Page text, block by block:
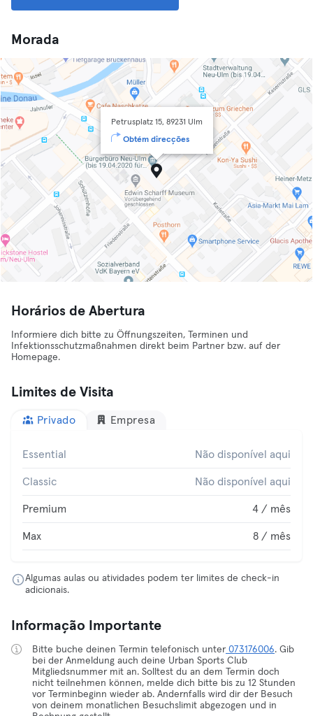
Morada
Petrusplatz 15, 89231 Ulm
Obtém direcções
Horários de Abertura
Informiere dich bitte zu Öffnungszeiten, Terminen und
Infektionsschutzmaßnahmen direkt beim Partner bzw. auf der
Homepage.
Limites de Visita
Privado Empresa
Essential Não disponível aqui
Classic Não disponível aqui
Premium 4 / mês
Max 8 / mês
Algumas aulas ou atividades podem ter limites de check-in
adicionais.
Informação Importante
Bitte buche deinen Termin telefonisch unter073176006. Gib
bei der Anmeldung auch deine Urban Sports Club
Mitgliedsnummer mit an. Solltest du an dem Termin doch
nicht teilnehmen können, melde dich bitte bis zu 12 Stunden
vor Terminbeginn wieder ab. Andernfalls wird dir der Besuch
von deinem monatlichen Besuchslimit abgezogen und in